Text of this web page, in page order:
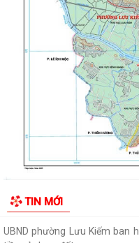
TIN MỚI
UBND phường Lưu Kiếm
kiểm tra hồ sơ đăng ký, cấp
Niêm yết công khai về việc
nhà ở của ông Trịnh Văn Tài
THUẾ CƠ SỞ 1 THÀNH PHỐ
BÁO DOANH THU 6 THÁNG
CÔNG AN PHƯỜNG LƯU KIẾM
TẠO VIDEO CLIP "TỔ QUỐC
dịch trên địa bàn phường Lưu
UBND phường Lưu Kiếm ban